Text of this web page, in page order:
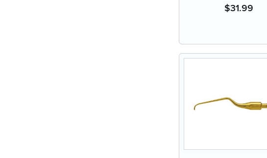
$31.99